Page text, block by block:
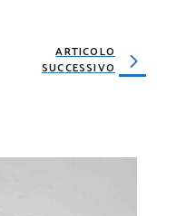
ARTICOLO
SUCCESSIVO